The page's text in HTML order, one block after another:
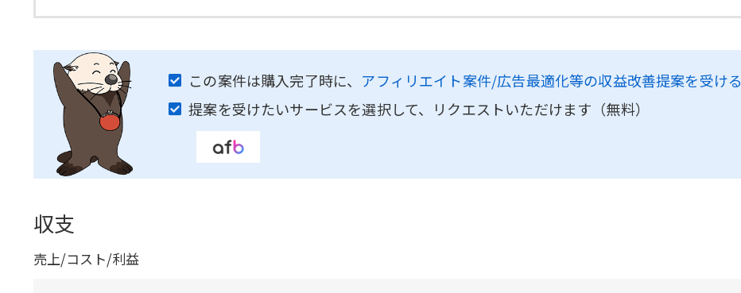
この案件は購入完了時に、 アフィリエイト案件/広告最適化等の収益改善提案を受ける
提案を受けたいサービスを選択して、リクエストいただけます（無料）
収支
売上/コスト/利益